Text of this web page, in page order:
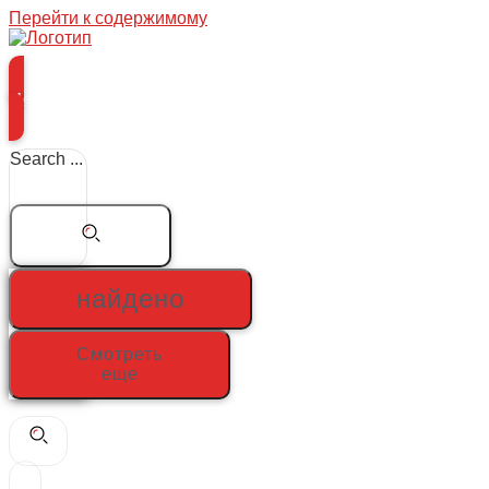
Перейти к содержимому
Меню
Search ...
найдено
Смотреть
еще